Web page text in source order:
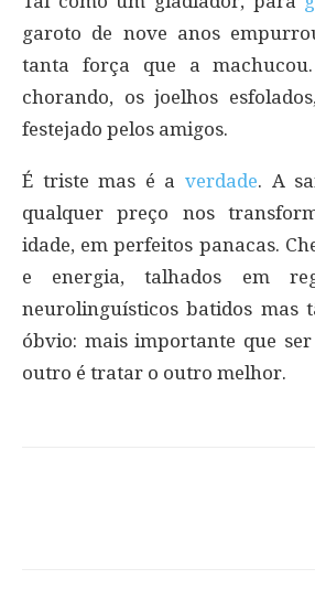
garoto de nove anos
tanta força que a
chorando, os joelhos
festejado pelos amigos.
É triste mas é a verdade. A
qualquer preço nos
idade, em perfeitos panacas.
e energia, talhados em
neurolinguísticos batidos mas
óbvio: mais importante que
outro é tratar o outro melhor.